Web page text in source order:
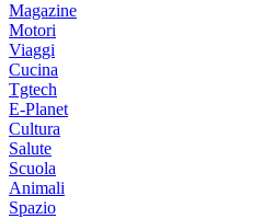
Magazine
Motori
Viaggi
Cucina
Tgtech
E-Planet
Cultura
Salute
Scuola
Animali
Spazio